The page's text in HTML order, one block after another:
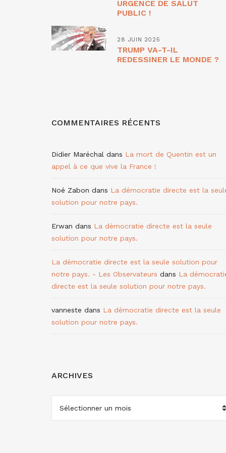
URGENCE DE SALUT
PUBLIC !
28 JUIN 2025
TRUMP VA-T-IL
REDESSINER LE MONDE ?
COMMENTAIRES RÉCENTS
Didier Maréchal dans La mort de Quentin est un
appel à ce que vive la France !
Noé Zabon dans La démocratie directe est la
solution pour notre pays.
Erwan dans La démocratie directe est la seule
solution pour notre pays.
La démocratie directe est la seule solution pour
notre pays. - Les Observateurs dans La
directe est la seule solution pour notre pays.
vanneste dans La démocratie directe est la seule
solution pour notre pays.
ARCHIVES
ARCHIVES